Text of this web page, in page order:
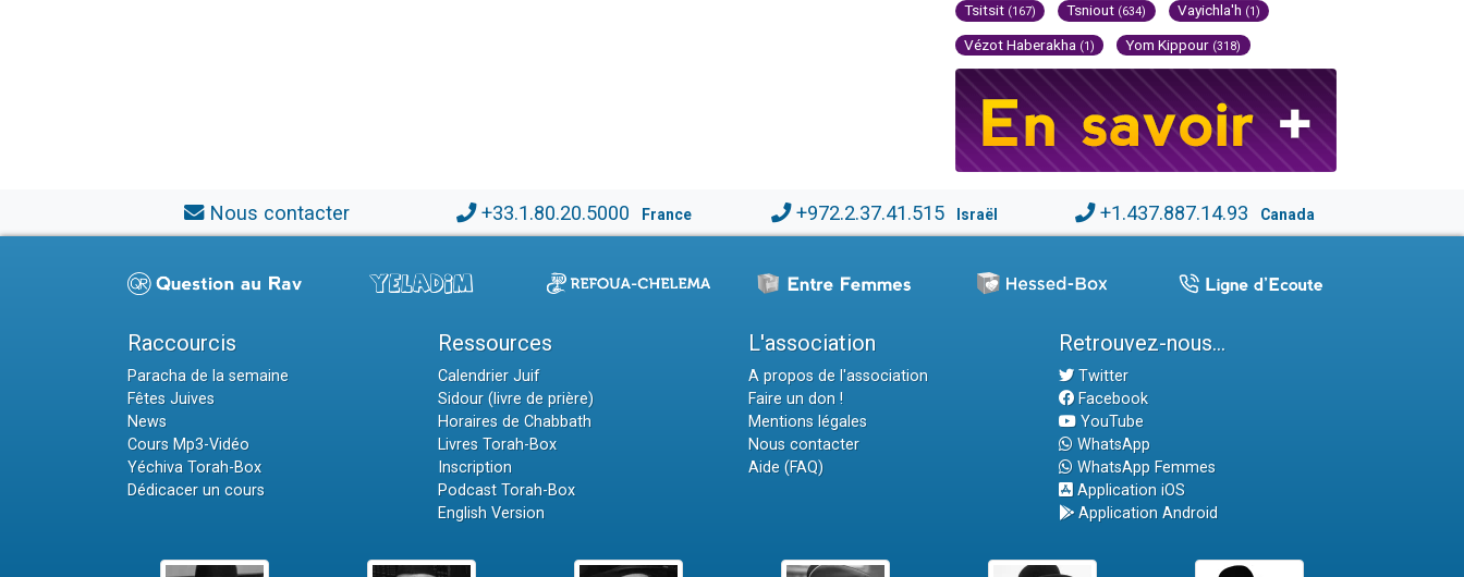
Tsitsit (167) Tsniout (634) Vayichla'h (1)
Vézot Haberakha (1) Yom Kippour (318)
Nous contacter +33.1.80.20.5000 France +972.2.37.41.515 Israël +1.437.887.14.93 Canada
Raccourcis
Paracha de la semaine
Fêtes Juives
News
Cours Mp3-Vidéo
Yéchiva Torah-Box
Dédicacer un cours
Ressources
Calendrier Juif
Sidour (livre de prière)
Horaires de Chabbath
Livres Torah-Box
Inscription
Podcast Torah-Box
English Version
L'association
A propos de l'association
Faire un don !
Mentions légales
Nous contacter
Aide (FAQ)
Retrouvez-nous...
Twitter
Facebook
YouTube
WhatsApp
WhatsApp Femmes
Application iOS
Application Android